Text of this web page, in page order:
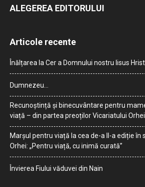
ALEGEREA EDITORULUI
Articole recente
Înălțarea la Cer a Domnului nostru Iisus
Dumnezeu…
Recunoștință și binecuvântare pentru
viață – din partea preoților Vicariatului Orhei
Marșul pentru viață la cea de-a II-a ediție în
Orhei: „Pentru viață, cu inimă curată”
Învierea Fiului văduvei din Nain